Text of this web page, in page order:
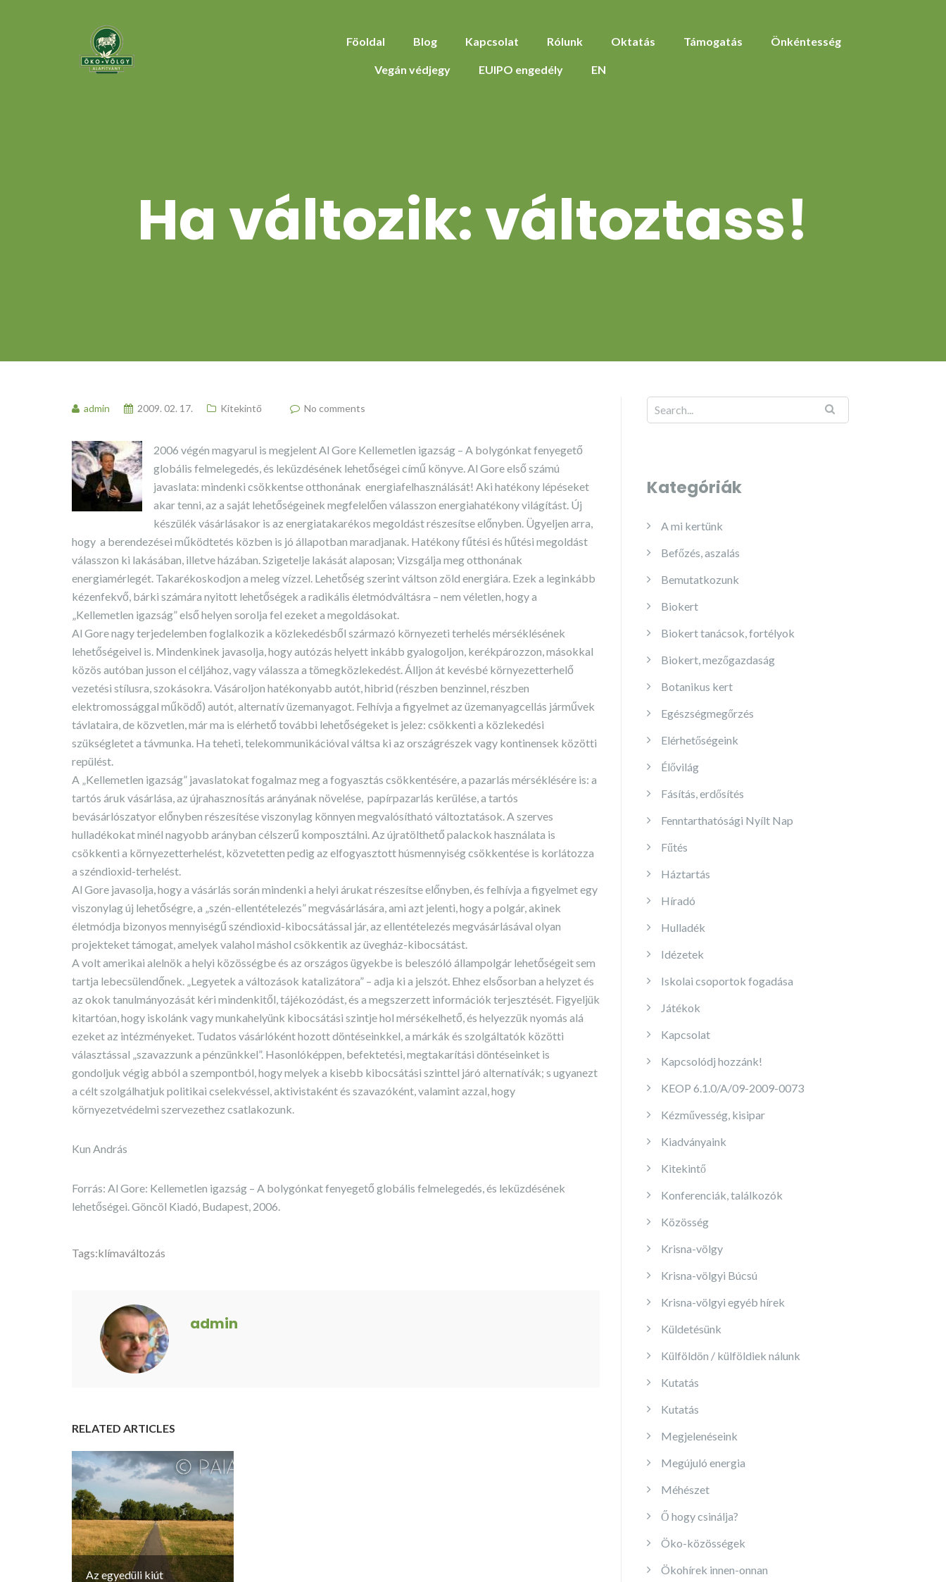
Föoldal Blog Kapcsolat Rólunk Oktatás Támogatás Önkéntesség
Vegán védjegy EUIPO engedély EN
Ha változik: változtass!
admin 2009. 02. 17. Kitekintő No comments
2006 végén magyarul is megjelent Al Gore Kellemetlen igazság – A bolygónkat fenyegető
globális felmelegedés, és leküzdésének lehetőségei című könyve. Al Gore első számú
javaslata: mindenki csökkentse otthonának energiafelhasználását! Aki hatékony lépéseket
akar tenni, az a saját lehetőségeinek megfelelően válasszon energiahatékony világítást. Új
készülék vásárlásakor is az energiatakarékos megoldást részesítse előnyben. Ügyeljen arra,
hogy a berendezései működtetés közben is jó állapotban maradjanak. Hatékony fűtési és hűtési megoldást
válasszon ki lakásában, illetve házában. Szigetelje lakását alaposan; Vizsgálja meg otthonának
energiamérlegét. Takarékoskodjon a meleg vízzel. Lehetőség szerint váltson zöld energiára. Ezek a leginkább
kézenfekvő, bárki számára nyitott lehetőségek a radikális életmódváltásra – nem véletlen, hogy a
„Kellemetlen igazság” első helyen sorolja fel ezeket a megoldásokat.
Al Gore nagy terjedelemben foglalkozik a közlekedésből származó környezeti terhelés mérséklésének
lehetőségeivel is. Mindenkinek javasolja, hogy autózás helyett inkább gyalogoljon, kerékpározzon, másokkal
közös autóban jusson el céljához, vagy válassza a tömegközlekedést. Álljon át kevésbé környezetterhelő
vezetési stílusra, szokásokra. Vásároljon hatékonyabb autót, hibrid (részben benzinnel, részben
elektromossággal működő) autót, alternatív üzemanyagot. Felhívja a figyelmet az üzemanyagcellás járművek
távlataira, de közvetlen, már ma is elérhető további lehetőségeket is jelez: csökkenti a közlekedési
szükségletet a távmunka. Ha teheti, telekommunikációval váltsa ki az országrészek vagy kontinensek közötti
repülést.
A „Kellemetlen igazság” javaslatokat fogalmaz meg a fogyasztás csökkentésére, a pazarlás mérséklésére is: a
tartós áruk vásárlása, az újrahasznosítás arányának növelése, papírpazarlás kerülése, a tartós
bevásárlószatyor előnyben részesítése viszonylag könnyen megvalósítható változtatások. A szerves
hulladékokat minél nagyobb arányban célszerű komposztálni. Az újratölthető palackok használata is
csökkenti a környezetterhelést, közvetetten pedig az elfogyasztott húsmennyiség csökkentése is korlátozza
a széndioxid-terhelést.
Al Gore javasolja, hogy a vásárlás során mindenki a helyi árukat részesítse előnyben, és felhívja a figyelmet egy
viszonylag új lehetőségre, a „szén-ellentételezés” megvásárlására, ami azt jelenti, hogy a polgár, akinek
életmódja bizonyos mennyiségű széndioxid-kibocsátással jár, az ellentételezés megvásárlásával olyan
projekteket támogat, amelyek valahol máshol csökkentik az üvegház-kibocsátást.
A volt amerikai alelnök a helyi közösségbe és az országos ügyekbe is beleszóló állampolgár lehetőségeit sem
tartja lebecsülendőnek. „Legyetek a változások katalizátora” – adja ki a jelszót. Ehhez elsősorban a helyzet és
az okok tanulmányozását kéri mindenkitől, tájékozódást, és a megszerzett információk terjesztését. Figyeljük
kitartóan, hogy iskolánk vagy munkahelyünk kibocsátási szintje hol mérsékelhető, és helyezzük nyomás alá
ezeket az intézményeket. Tudatos vásárlóként hozott döntéseinkkel, a márkák és szolgáltatók közötti
választással „szavazzunk a pénzünkkel”. Hasonlóképpen, befektetési, megtakarítási döntéseinket is
gondoljuk végig abból a szempontból, hogy melyek a kisebb kibocsátási szinttel járó alternatívák; s ugyanezt
a célt szolgálhatjuk politikai cselekvéssel, aktivistaként és szavazóként, valamint azzal, hogy
környezetvédelmi szervezethez csatlakozunk.
Kun András
Forrás: Al Gore: Kellemetlen igazság – A bolygónkat fenyegető globális felmelegedés, és leküzdésének
lehetőségei. Göncöl Kiadó, Budapest, 2006.
Tags:klímaváltozás
admin
RELATED ARTICLES
Az egyedüli kiút
Kategóriák
A mi kertünk
Befőzés, aszalás
Bemutatkozunk
Biokert
Biokert tanácsok, fortélyok
Biokert, mezőgazdaság
Botanikus kert
Egészségmegőrzés
Elérhetőségeink
Élővilág
Fásítás, erdősítés
Fenntarthatósági Nyílt Nap
Fűtés
Háztartás
Híradó
Hulladék
Idézetek
Iskolai csoportok fogadása
Játékok
Kapcsolat
Kapcsolódj hozzánk!
KEOP 6.1.0/A/09-2009-0073
Kézművesség, kisipar
Kiadványaink
Kitekintő
Konferenciák, találkozók
Közösség
Krisna-völgy
Krisna-völgyi Búcsú
Krisna-völgyi egyéb hírek
Küldetésünk
Külföldön / külföldiek nálunk
Kutatás
Kutatás
Megjelenéseink
Megújuló energia
Méhészet
Ő hogy csinálja?
Öko-közösségek
Ökohírek innen-onnan